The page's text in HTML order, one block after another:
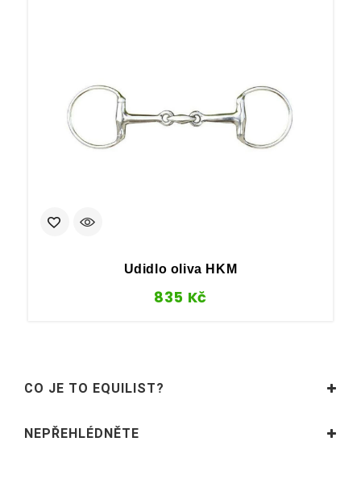
Udidlo oliva HKM
835 Kč
CO JE TO EQUILIST?
NEPŘEHLÉDNĚTE